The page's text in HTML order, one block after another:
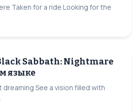
Taken for a ride Looking for the
Sabbath: Nightmare
языке
See a vision filled with